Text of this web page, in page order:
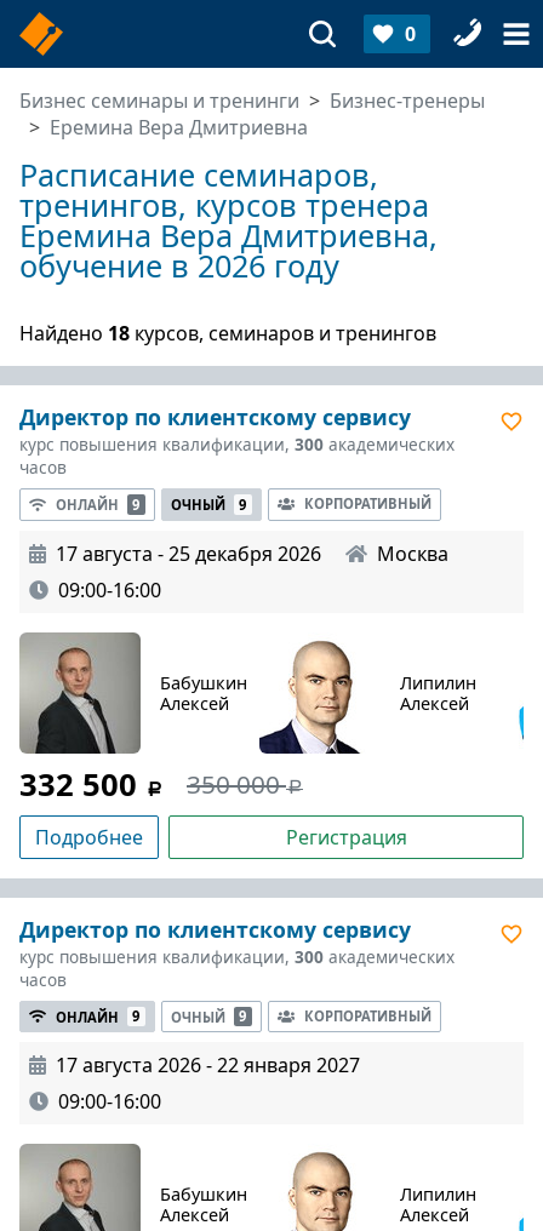
0
Бизнес семинары и тренинги
Бизнес-тренеры
Еремина Вера Дмитриевна
Расписание семинаров,
тренингов, курсов тренера
Еремина Вера Дмитриевна,
обучение в 2026 году
Найдено 18 курсов, семинаров и тренингов
Директор по клиентскому сервису
курс повышения квалификации, 300 академических
часов
ОНЛАЙН 9 ОЧНЫЙ 9 КОРПОРАТИВНЫЙ
17 августа - 25 декабря 2026
Москва
09:00-16:00
Бабушкин
Алексей
Липилин
Алексей
332 500 350 000
Подробнее Регистрация
Директор по клиентскому сервису
курс повышения квалификации, 300 академических
часов
ОНЛАЙН 9 ОЧНЫЙ 9 КОРПОРАТИВНЫЙ
17 августа 2026 - 22 января 2027
09:00-16:00
Бабушкин
Алексей
Липилин
Алексей